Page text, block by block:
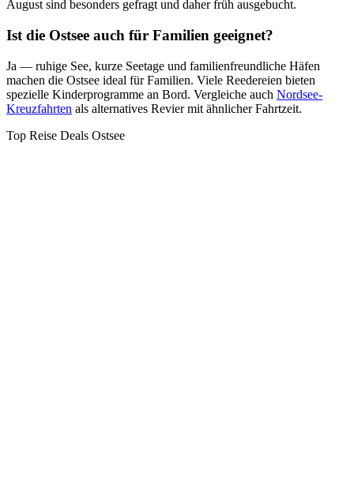
August sind besonders gefragt und daher früh ausgebucht.
Ist die Ostsee auch für Familien geeignet?
Ja — ruhige See, kurze Seetage und familienfreundliche Häfen
machen die Ostsee ideal für Familien. Viele Reedereien bieten
spezielle Kinderprogramme an Bord. Vergleiche auch Nordsee-
Kreuzfahrten als alternatives Revier mit ähnlicher Fahrtzeit.
Top Reise Deals Ostsee